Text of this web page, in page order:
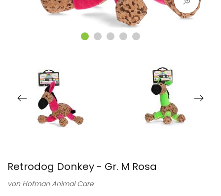
Retrodog Donkey - Gr. M Rosa
von Hofman Animal Care